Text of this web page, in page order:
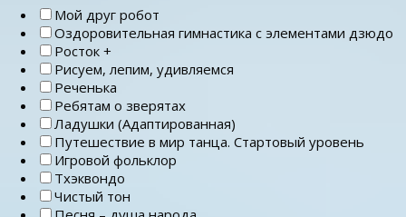
Мой друг робот
Оздоровительная гимнастика с элементами дзюдо
Росток +
Рисуем, лепим, удивляемся
Реченька
Ребятам о зверятах
Ладушки (Адаптированная)
Путешествие в мир танца. Стартовый уровень
Игровой фольклор
Тхэквондо
Чистый тон